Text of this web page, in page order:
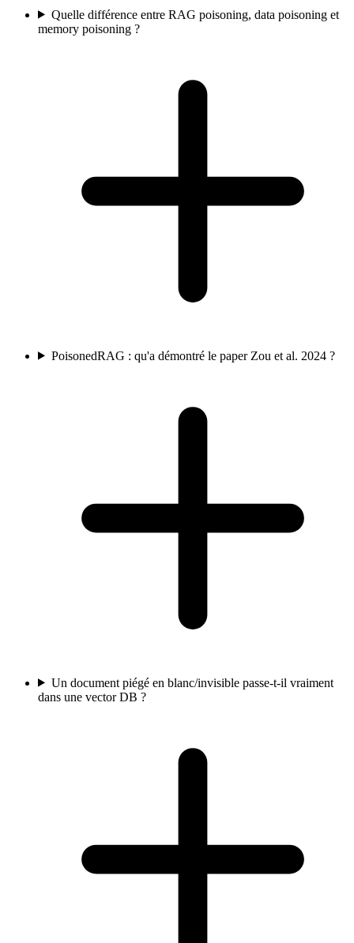
Quelle différence entre RAG poisoning, data poisoning et
memory poisoning ?
PoisonedRAG : qu'a démontré le paper Zou et al. 2024 ?
Un document piégé en blanc/invisible passe-t-il vraiment
dans une vector DB ?